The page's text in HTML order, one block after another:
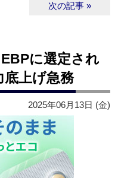
次の記事 »
EBPに選定され
底上げ急務
2025年06月13日 (金)